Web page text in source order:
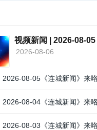
视频新闻 | 2026-08-
2026-08-06
2026-08-05《连城新闻》来
2026-08-04《连城新闻》来
2026-08-03《连城新闻》来